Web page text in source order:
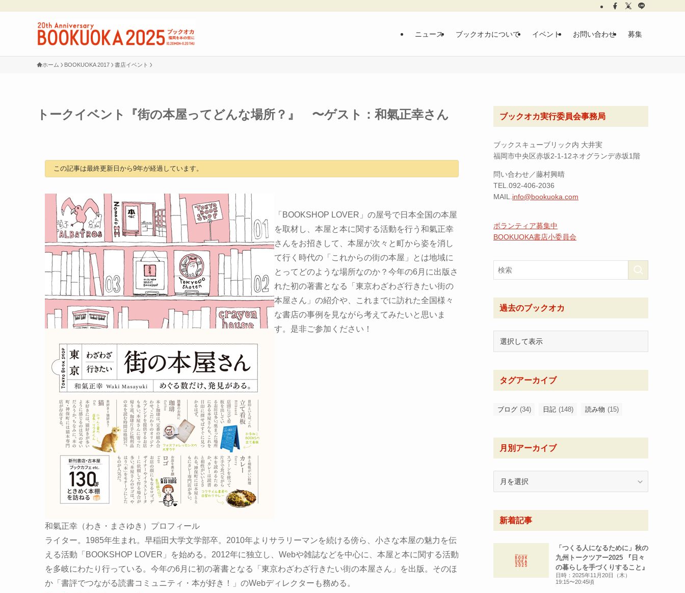
ニュース ブックオカについて イベント お問い合わせ 募集
ホーム BOOKUOKA 2017 書店イベント
トークイベント『街の本屋ってどんな場所？』 〜ゲスト：和氣正幸さん
この記事は最終更新日から9年が経過しています。
「BOOKSHOP LOVER」の屋号で日本全国の本屋
を取材し、本屋と本に関する活動を行う和氣正幸
さんをお招きして、本屋が次々と町から姿を消し
て行く時代の「これからの街の本屋」とは地域に
とってどのような場所なのか？今年の6月に出版さ
れた初の著書となる「東京わざわざ行きたい街の
本屋さん」の紹介や、これまでに訪れた全国様々
な書店の事例を見ながら考えてみたいと思いま
す。是非ご参加ください！
和氣正幸（わき・まさゆき）プロフィール
ライター。1985年生まれ。早稲田大学文学部卒。2010年よりサラリーマンを続ける傍ら、小さな本屋の魅力を伝
える活動「BOOKSHOP LOVER」を始める。2012年に独立し、Webや雑誌などを中心に、本屋と本に関する活動
を多岐にわたり行っている。今年の6月に初の著書となる「東京わざわざ行きたい街の本屋さん」を出版。そのほ
か「書評でつながる読書コミュニティ・本が好き！」のWebディレクターも務める。
ブックオカ実行委員会事務局
ブックスキューブリック内 大井実
福岡市中央区赤坂2-1-12ネオグランデ赤坂1階
問い合わせ／藤村興晴
TEL.092-406-2036
MAIL. info@bookuoka.com
ボランティア募集中
BOOKUOKA書店小委員会
過去のブックオカ
タグアーカイブ
ブログ (34) 日記 (148) 読み物 (15)
月別アーカイブ
ー
イ
ブ
新着記事
「つくる人になるために」秋の
九州トークツアー2025 『日々
の暮らしを手づくりすること』
日時：2025年11月20日（木）
19:15〜20:45頃